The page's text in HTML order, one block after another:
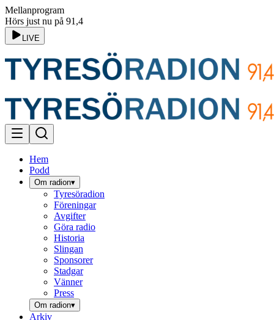
Mellanprogram
Hörs just nu på 91,4
LIVE
Hem
Podd
Om radion▾
Tyresöradion
Föreningar
Avgifter
Göra radio
Historia
Slingan
Sponsorer
Stadgar
Vänner
Press
Om radion▾
Arkiv